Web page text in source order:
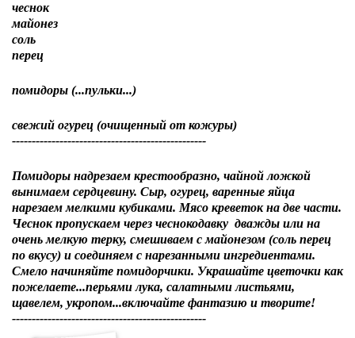
чеснок
майонез
соль
перец
помидоры (...пульки...)
свежий огурец (очищенный от кожуры)
-------------------------------------------------
Помидоры надрезаем крестообразно, чайной ложкой
вынимаем сердцевину. Сыр, огурец, варенные яйца
нарезаем мелкими кубиками. Мясо креветок на две части.
Чеснок пропускаем через чеснокодавку дважды или на
очень мелкую терку, смешиваем с майонезом (соль перец
по вкусу) и соединяем с нарезанными ингредиентами.
Смело начиняйте помидорчики. Украшайте цветочки как
пожелаете...перьями лука, салатными листьями,
щавелем, укропом...включайте фантазию и творите!
-------------------------------------------------